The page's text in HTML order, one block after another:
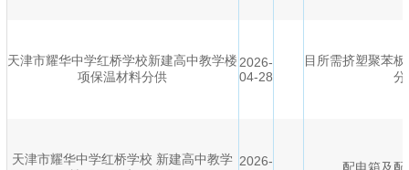
天津市耀华中学红桥学校新建高中教学楼
项保温材料分供
2026-
04-28
目所需挤塑聚苯
分
天津市耀华中学红桥学校 新建高中教学 2026-